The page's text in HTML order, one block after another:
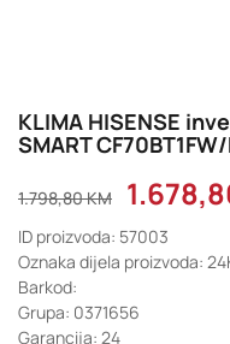
KLIMA HISENSE
SMART
1.798,80KM
ID proizvoda: 57003
Oznaka dijela proizvoda:
Barkod:
Grupa: 0371656
Garancija: 24